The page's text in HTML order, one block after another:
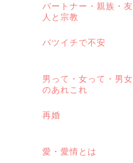
パートナー・親族・友
人と宗教
バツイチで不安
男って・女って・男女
のあれこれ
再婚
愛・愛情とは